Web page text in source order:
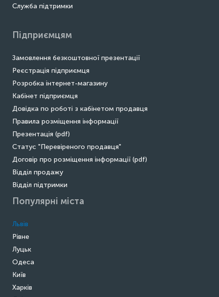
Служба підтримки
Підприємцям
Замовлення безкоштовної презентації
Реєстрація підприємця
Розробка інтернет-магазину
Кабінет підприємця
Довідка по роботі з кабінетом продавця
Правила розміщення інформації
Презентація (pdf)
Статус "Перевіреного продавця"
Договір про розміщення інформації (pdf)
Відділ продажу
Відділ підтримки
Популярні міста
Львів
Рівне
Луцьк
Одеса
Київ
Харків